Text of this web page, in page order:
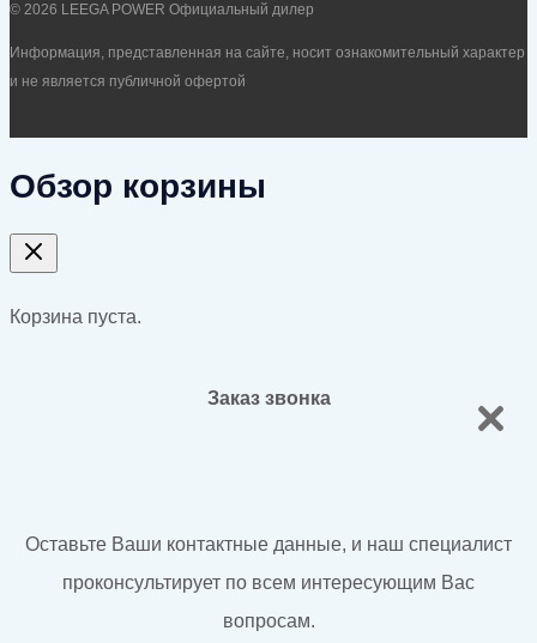
© 2026 LEEGA POWER Официальный дилер
Информация, представленная на сайте, носит ознакомительный характер
и не является публичной офертой
Обзор корзины
Корзина пуста.
Заказ звонка
Оставьте Ваши контактные данные, и наш специалист
проконсультирует по всем интересующим Вас
вопросам.